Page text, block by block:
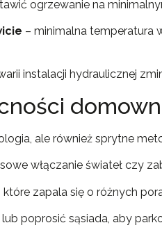
ogrzewanie na
– minimalna temperatura
instalacji hydraulicznej
ale również sprytne
włączanie świateł czy
zapala się o różnych
poprosić sąsiada, aby